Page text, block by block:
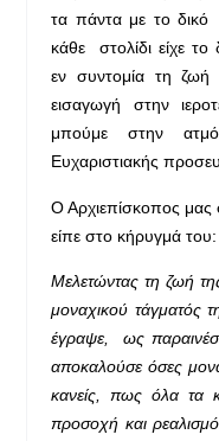
τα πάντα με το δικό
κάθε στολίδι είχε
εν συντομία τη ζωή
εισαγωγή στην
μπούμε στην
Ευχαριστιακής
Ο Αρχιεπίσκοπος μας
είπε στο κήρυγμά του:
Μελετώντας τη ζωή
μοναχικού τάγματός
έγραψε, ως
αποκαλούσε όσες
κανείς, πως όλα τα
προσοχή και